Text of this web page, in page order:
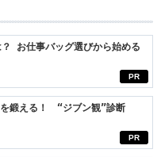
PR
お仕事バッグ選びから始める
PR
を鍛える！ “ジブン観”診断